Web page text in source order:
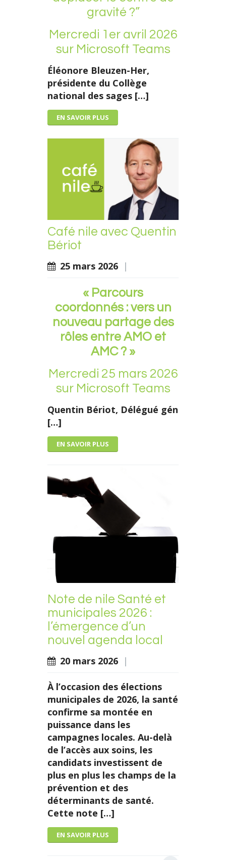
gravité ?”
Mercredi 1er avril 2026
sur Microsoft Teams
Éléonore Bleuzen-Her,
présidente du Collège
national des sages […]
EN SAVOIR PLUS
Café nile avec Quentin
Bériot
25 mars 2026 |
« Parcours
coordonnés : vers un
nouveau partage des
rôles entre AMO et
AMC ? »
Mercredi 25 mars 2026
sur Microsoft Teams
Quentin Bériot, Délégué gén
[…]
EN SAVOIR PLUS
Note de nile Santé et
municipales 2026 :
l’émergence d’un
nouvel agenda local
20 mars 2026 |
À l’occasion des élections
municipales de 2026, la santé
confirme sa montée en
puissance dans les
campagnes locales. Au-delà
de l’accès aux soins, les
candidats investissent de
plus en plus les champs de la
prévention et des
déterminants de santé.
Cette note […]
EN SAVOIR PLUS